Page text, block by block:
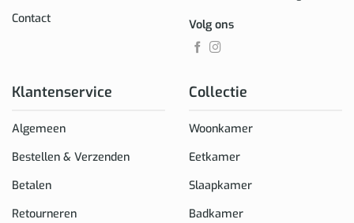
Contact
Klantenservice
Algemeen
Bestellen & Verzenden
Betalen
Retourneren
Collectie
Woonkamer
Eetkamer
Slaapkamer
Badkamer
Volg ons